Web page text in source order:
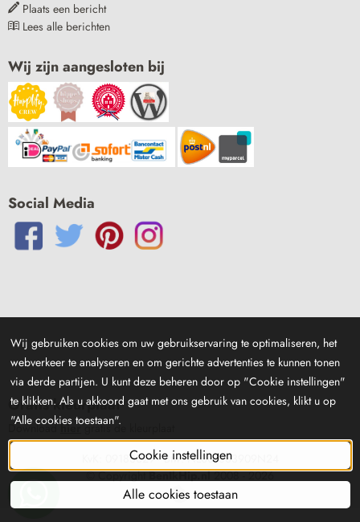
Plaats een bericht
Lees alle berichten
Wij zijn aangesloten bij
Social Media
Gratis kleurplaat
Downloadhiergratis de kleurplaat
KvK: 09183029 - Btw: NL001833909N24
© CopyrightBenIkHip.nl2008 -2026
Wij gebruiken cookies om uw gebruikservaring te optimaliseren, het
webverkeer te analyseren en om gerichte advertenties te kunnen tonen
via derde partijen. U kunt deze beheren door op "Cookie instellingen"
te klikken. Als u akkoord gaat met ons gebruik van cookies, klikt u op
"Alle cookies toestaan".
Cookie instellingen
Alle cookies toestaan